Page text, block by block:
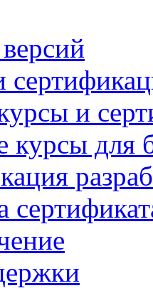
и
курсы для